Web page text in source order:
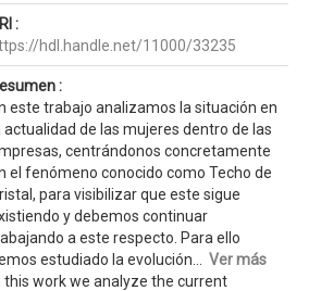
:
hdl.handle.net/11000/33235
:
este trabajo analizamos la situación en
actualidad de las mujeres dentro de las
centrándonos concretamente
el fenómeno conocido como Techo de
para visibilizar que este sigue
y debemos continuar
a este respecto. Para ello
estudiado la evolución... Ver más
this work we analyze the current